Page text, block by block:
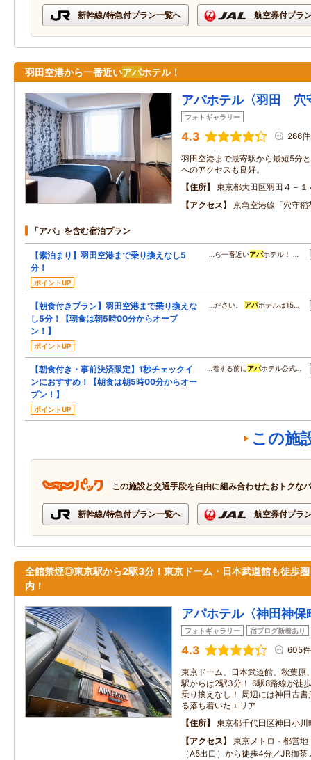
新幹線/特急付プラン一覧へ 航空券付プラ
羽田空港から一番近いアパホテル！
アパホテル〈羽田 穴
フォトギャラリー
4.3 266件
羽田空港まで最寄駅から最短5分
へのアクセスも良好。
住所
東京都大田区羽田４－１
アクセス
京急空港線「穴守稲
「アパ」を含む宿泊プラン
【素泊まり】羽田空港まで乗り換えなし5
分！
ポイントUP
…ら一番近いアパホテル！ …
【朝食付きプラン】羽田空港まで乗り換えな
し5分！【朝食は朝5時00分からオープ
ン！】
ポイントUP
…ださい。 アパホテルは15…
【朝食付き・事前決済限定】1秒チェックイ
ンにおすすめ！【朝食は朝5時00分からオー
プン！】
ポイントUP
…着する前にアパホテル公式…
この施
この施設と交通手段を自由に組み合わせたおトクな
新幹線/特急付プラン一覧へ 航空券付プラ
全館禁煙◎東京駅から2駅3分！東京ドーム・日本武道館も徒歩圏
内！
アパホテル〈神田神保
フォトギャラリー 宿ブログ新着あり
4.3 605件
東京ドーム、日本武道館、秋葉原
駅からは2駅3分！ 6駅8路線が徒
乗り換えなし！ 周辺には神田古
る落ち着いたエリア
住所
東京都千代田区神田小
アクセス
東京メトロ・都営
（A5出口）から徒歩4分／JR御